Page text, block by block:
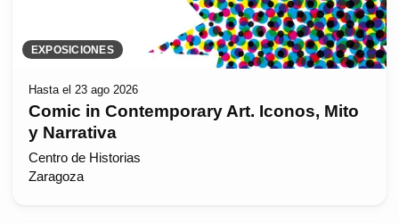
EXPOSICIONES
Hasta el 23 ago 2026
Comic in Contemporary Art. Iconos, Mito
y Narrativa
Centro de Historias
Zaragoza